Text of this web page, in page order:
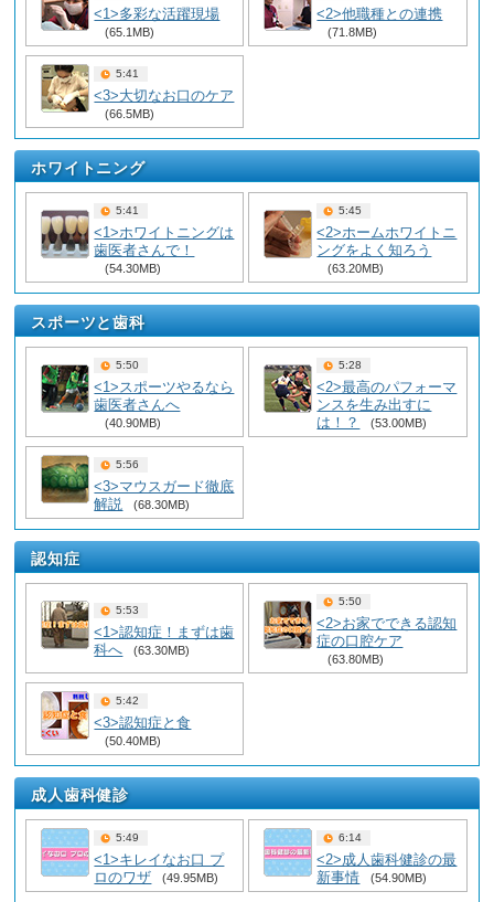
<1>多彩な活躍現場
(65.1MB)
<2>他職種との連携
(71.8MB)
5:41
<3>大切なお口のケア
(66.5MB)
ホワイトニング
5:41
<1>ホワイトニングは
歯医者さんで！
(54.30MB)
5:45
<2>ホームホワイトニ
ングをよく知ろう
(63.20MB)
スポーツと歯科
5:50
<1>スポーツやるなら
歯医者さんへ
(40.90MB)
5:28
<2>最高のパフォーマ
ンスを生み出すに
は！？
(53.00MB)
5:56
<3>マウスガード徹底
解説
(68.30MB)
認知症
5:53
<1>認知症！まずは歯
科へ
(63.30MB)
5:50
<2>お家でできる認知
症の口腔ケア
(63.80MB)
5:42
<3>認知症と食
(50.40MB)
成人歯科健診
5:49
<1>キレイなお口 プ
ロのワザ
(49.95MB)
6:14
<2>成人歯科健診の最
新事情
(54.90MB)